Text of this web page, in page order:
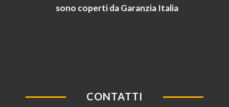
sono coperti da Garanzia Italia
CONTATTI